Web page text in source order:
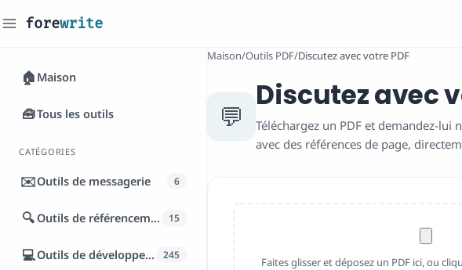
forewrite
🏠 Maison
🧰Tous les outils
CATÉGORIES
✉️Outils de messagerie 6
🔍 Outils de référencement 15
💻 Outils de développement 245
Maison/Outils PDF/Discutez avec votre PDF
💬
Discutez avec
Téléchargez un PDF et demandez-
avec des références de page,
Faites glisser et déposez un PDF ici, ou